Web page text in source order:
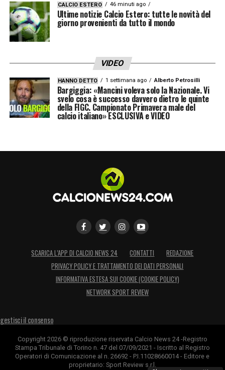
CALCIO ESTERO 46 minuti ago
Ultime notizie Calcio Estero: tutte le novità del
giorno provenienti da tutto il mondo
VIDEO
HANNO DETTO 1 settimana ago Alberto Petrosilli
Bargiggia: «Mancini voleva solo la Nazionale. Vi
svelo cosa è successo davvero dietro le quinte
della FIGC. Campionato Primavera male del
calcio italiano» ESCLUSIVA e VIDEO
SCARICA L’APP DI CALCIO NEWS 24 CONTATTI
REDAZIONE
PRIVACY POLICY E TRATTAMENTO DEI DATI PERSONALI
INFORMATIVA ESTESA SUI COOKIE (COOKIE POLICY)
NETWORK SPORT REVIEW
gestisci il consenso
Copyright 2026 © riproduzione riservata Calcio News 24 -Registro
Stampa Tribunale di Torino n. 47 del 07/09/2021 - Iscritto al Registro
Operatori di Comunicazione al n. 26692 - P.I.11028660014 - Editore e
proprietario: Sport Review s.r.l.